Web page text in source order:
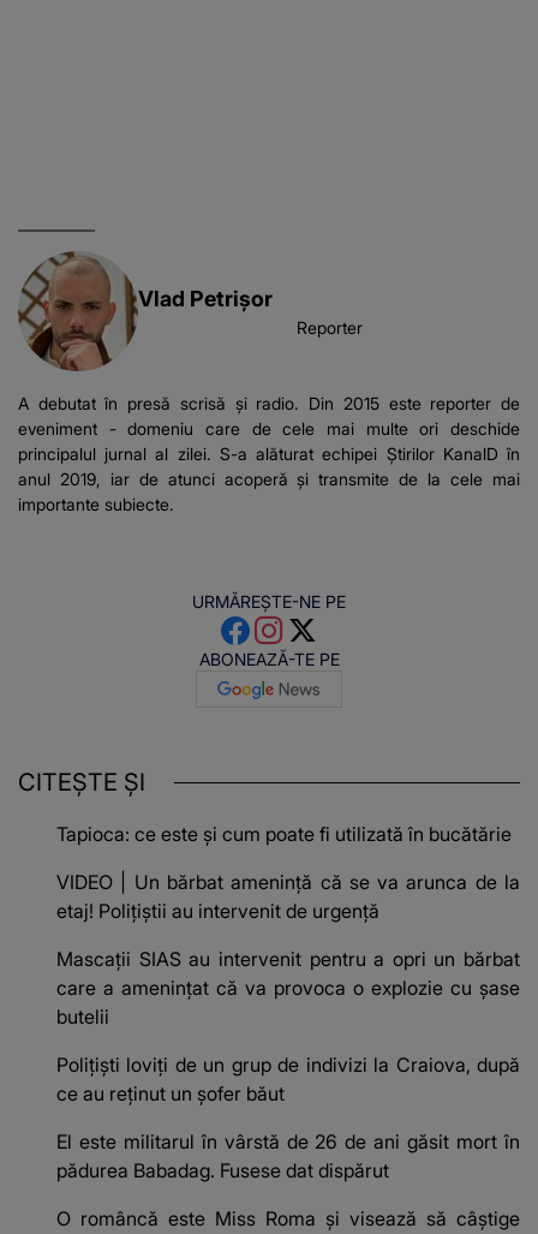
Vlad Petrişor
Reporter
A debutat în presă scrisă și radio. Din 2015 este reporter de
eveniment - domeniu care de cele mai multe ori deschide
principalul jurnal al zilei. S-a alăturat echipei Știrilor KanalD în
anul 2019, iar de atunci acoperă și transmite de la cele mai
importante subiecte.
URMĂREȘTE-NE PE
ABONEAZĂ-TE PE
CITEȘTE ȘI
Tapioca: ce este și cum poate fi utilizată în bucătărie
VIDEO | Un bărbat amenință că se va arunca de la
etaj! Polițiștii au intervenit de urgență
Mascații SIAS au intervenit pentru a opri un bărbat
care a amenințat că va provoca o explozie cu şase
butelii
Poliţiști loviți de un grup de indivizi la Craiova, după
ce au reținut un şofer băut
El este militarul în vârstă de 26 de ani găsit mort în
pădurea Babadag. Fusese dat dispărut
O româncă este Miss Roma și visează să câștige